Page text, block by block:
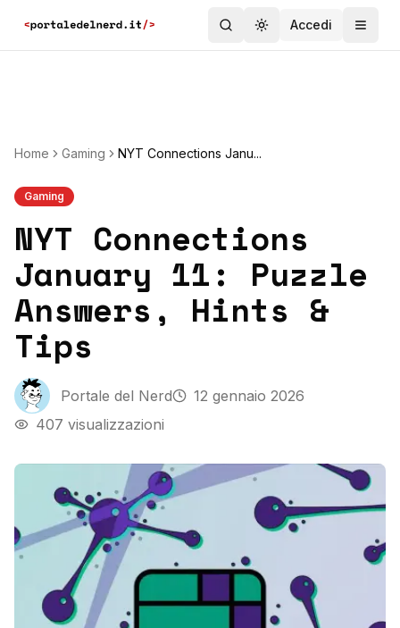
Toggle theme
Accedi
Home Gaming NYT Connections Janu...
Gaming
NYT Connections
January 11: Puzzle
Answers, Hints &
Tips
Portale del Nerd
12 gennaio 2026
407 visualizzazioni